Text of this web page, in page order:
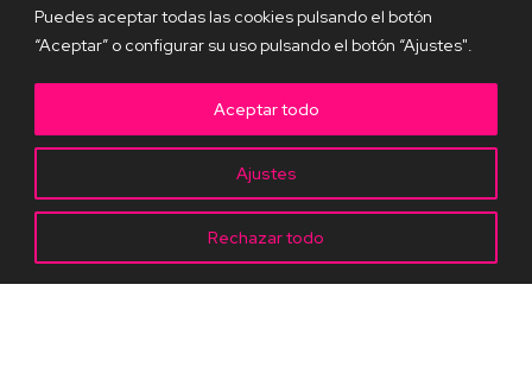
Puedes aceptar todas las cookies pulsando el botón
“Aceptar” o configurar su uso pulsando el botón “Ajustes".
Ajustes
Rechazar todo
Aceptar todo